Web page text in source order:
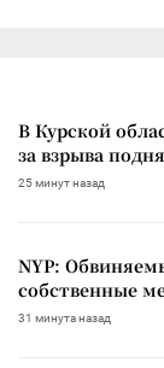
В Курской
за взрыва
25 минут назад
NYP:
собственные
31 минута назад